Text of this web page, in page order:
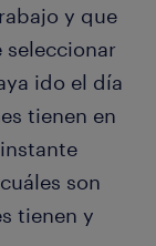
y que
seleccionar
ido el día
tienen en
son
tienen y